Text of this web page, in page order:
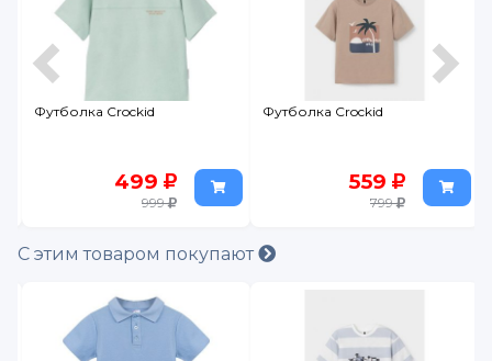
Футболка Crockid
499
999
Футболка Crockid
559
799
С этим товаром покупают